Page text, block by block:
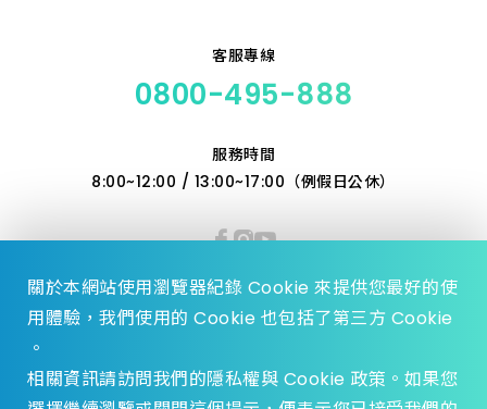
客服專線
0800-495-888
服務時間
8:00~12:00 / 13:00~17:00（例假日公休）
關於本網站使用瀏覽器紀錄 Cookie 來提供您最好的使
用體驗，我們使用的 Cookie 也包括了第三方 Cookie
。
相關資訊請訪問我們的隱私權與 Cookie 政策。如果您